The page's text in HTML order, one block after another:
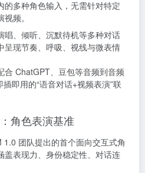
的多种角色输入，无需针对特定
频。
唱、倾听、沉默待机等多种对话
呈现节奏、呼吸、视线与微表情
合 ChatGPT、豆包等音频到音频
插即用的“语音对话+视频表演”联
角色表演基准
团队提出的首个面向交互式角
盖表现力、身份稳定性、对话连